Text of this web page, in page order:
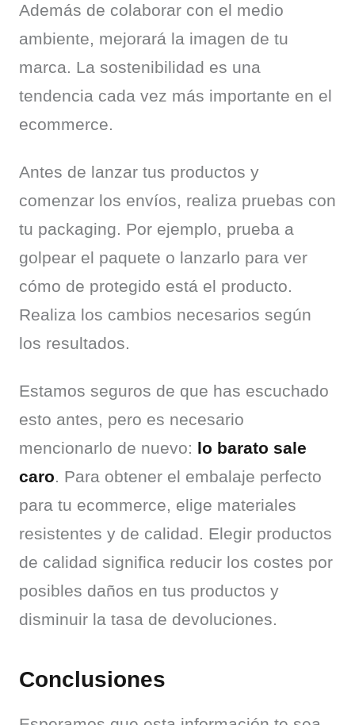
Además de colaborar con el medio
ambiente, mejorará la imagen de tu
marca. La sostenibilidad es una
tendencia cada vez más importante en el
ecommerce.
Antes de lanzar tus productos y
comenzar los envíos, realiza pruebas con
tu packaging. Por ejemplo, prueba a
golpear el paquete o lanzarlo para ver
cómo de protegido está el producto.
Realiza los cambios necesarios según
los resultados.
Estamos seguros de que has escuchado
esto antes, pero es necesario
mencionarlo de nuevo: lo barato sale
caro. Para obtener el embalaje perfecto
para tu ecommerce, elige materiales
resistentes y de calidad. Elegir productos
de calidad significa reducir los costes por
posibles daños en tus productos y
disminuir la tasa de devoluciones.
Conclusiones